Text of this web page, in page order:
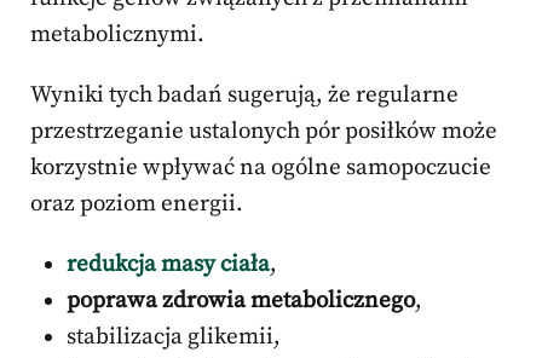
metabolicznymi.
Wyniki tych badań sugerują, że regularne
przestrzeganie ustalonych pór posiłków może
korzystnie wpływać na ogólne samopoczucie
oraz poziom energii.
redukcja masy ciała,
poprawa zdrowia metabolicznego,
stabilizacja glikemii,